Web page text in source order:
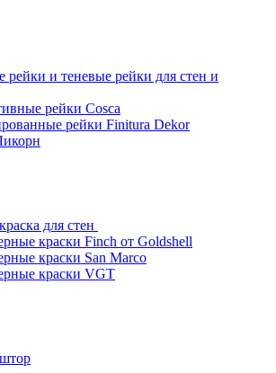
рейки и теневые рейки для стен и
рейки Cosca
рейки Finitura Dekor
для стен
краски Finch от Goldshell
краски San Marco
краски VGT